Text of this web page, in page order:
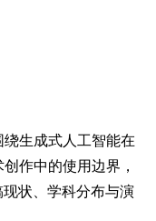
生成式人工智能在
作中的使用边界，
状、学科分布与演